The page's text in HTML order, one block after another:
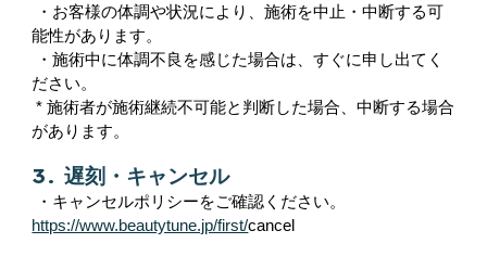
・お客様の体調や状況により、施術を中止・中断する可
能性があります。
・施術中に体調不良を感じた場合は、すぐに申し出てく
ださい。
* 施術者が施術継続不可能と判断した場合、中断する場合
があります。
3. 遅刻・キャンセル
・キャンセルポリシーをご確認ください。
https://www.beautytune.jp/first/cancel